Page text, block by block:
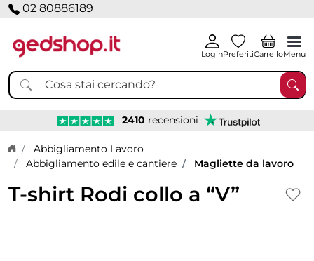
02 80886189
LoginPreferitiCarrelloMenu
2410 recensioni
Home page
Abbigliamento Lavoro
Abbigliamento edile e cantiere
Magliette da lavoro
T-shirt Rodi collo a “V”